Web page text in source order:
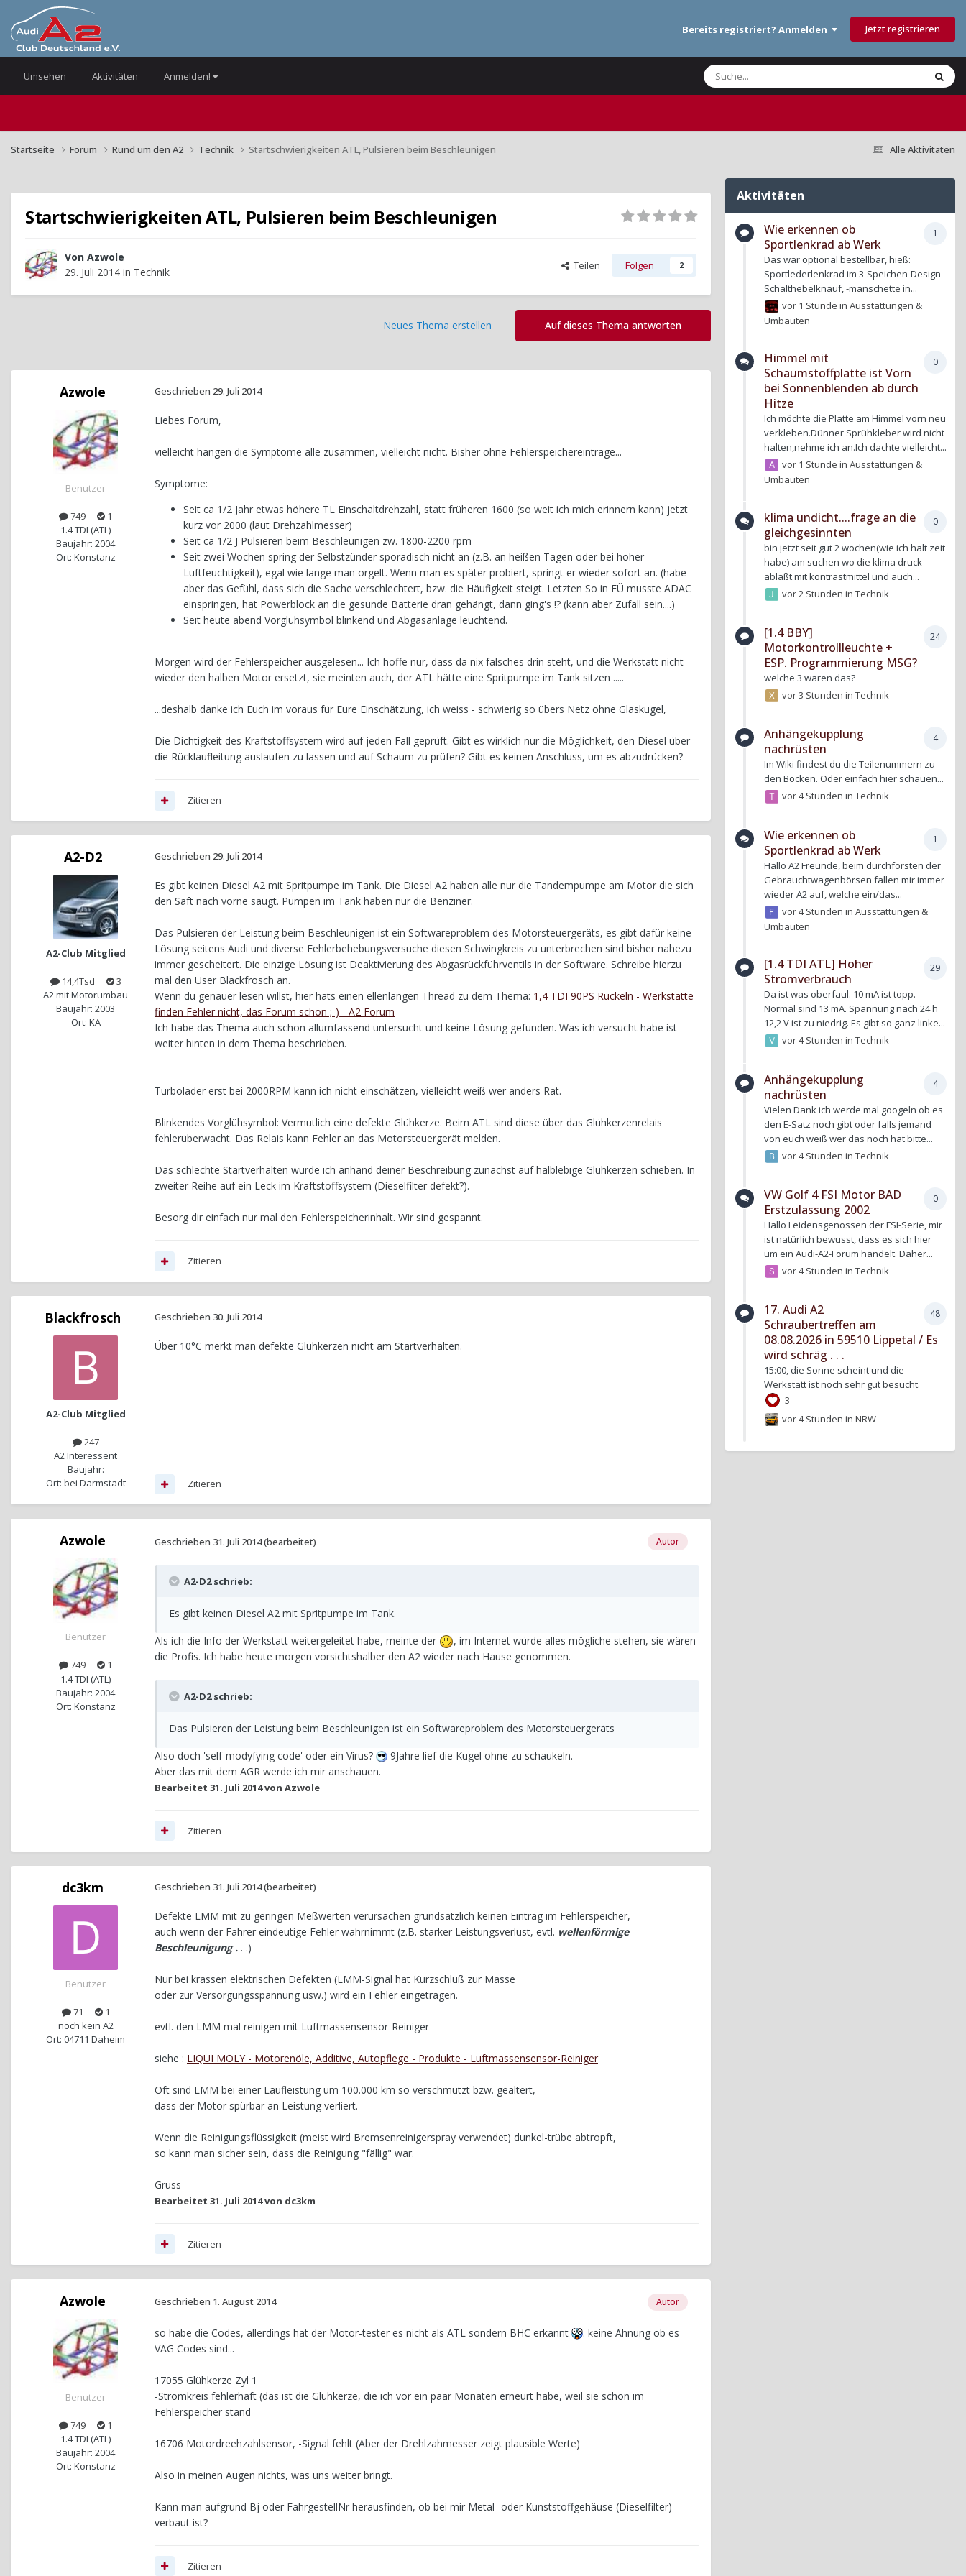
Bereits registriert? Anmelden Jetzt registrieren
Umsehen Aktivitäten Anmelden!
Alle Aktivitäten
Startseite Forum Rund um den A2 Technik Startschwierigkeiten ATL, Pulsieren beim Beschleunigen
Startschwierigkeiten ATL, Pulsieren beim Beschleunigen
Von Azwole
29. Juli 2014 in Technik Teilen Folgen 2
Auf dieses Thema antworten
Neues Thema erstellen
Azwole
Benutzer
749
1
1.4 TDI (ATL)
Baujahr: 2004
Ort: Konstanz
Geschrieben 29. Juli 2014
Liebes Forum,
vielleicht hängen die Symptome alle zusammen, vielleicht nicht. Bisher ohne Fehlerspeichereinträge...
Symptome:
Seit ca 1/2 Jahr etwas höhere TL Einschaltdrehzahl, statt früheren 1600 (so weit ich mich erinnern kann) jetzt
kurz vor 2000 (laut Drehzahlmesser)
Seit ca 1/2 J Pulsieren beim Beschleunigen zw. 1800-2200 rpm
Seit zwei Wochen spring der Selbstzünder sporadisch nicht an (z.B. an heißen Tagen oder bei hoher
Luftfeuchtigkeit), egal wie lange man orgelt. Wenn man es später probiert, springt er wieder sofort an. (habe
aber das Gefühl, dass sich die Sache verschlechtert, bzw. die Häufigkeit steigt. Letzten So in FÜ musste ADAC
einspringen, hat Powerblock an die gesunde Batterie dran gehängt, dann ging's !? (kann aber Zufall sein....)
Seit heute abend Vorglühsymbol blinkend und Abgasanlage leuchtend.
Morgen wird der Fehlerspeicher ausgelesen... Ich hoffe nur, dass da nix falsches drin steht, und die Werkstatt nicht
wieder den halben Motor ersetzt, sie meinten auch, der ATL hätte eine Spritpumpe im Tank sitzen .....
...deshalb danke ich Euch im voraus für Eure Einschätzung, ich weiss - schwierig so übers Netz ohne Glaskugel,
Die Dichtigkeit des Kraftstoffsystem wird auf jeden Fall geprüft. Gibt es wirklich nur die Möglichkeit, den Diesel über
die Rücklaufleitung auslaufen zu lassen und auf Schaum zu prüfen? Gibt es keinen Anschluss, um es abzudrücken?
Zitieren
A2-D2
A2-Club Mitglied
14,4Tsd
3
A2 mit Motorumbau
Baujahr: 2003
Ort: KA
Geschrieben 29. Juli 2014
Es gibt keinen Diesel A2 mit Spritpumpe im Tank. Die Diesel A2 haben alle nur die Tandempumpe am Motor die sich
den Saft nach vorne saugt. Pumpen im Tank haben nur die Benziner.
Das Pulsieren der Leistung beim Beschleunigen ist ein Softwareproblem des Motorsteuergeräts, es gibt dafür keine
Lösung seitens Audi und diverse Fehlerbehebungsversuche diesen Schwingkreis zu unterbrechen sind bisher nahezu
immer gescheitert. Die einzige Lösung ist Deaktivierung des Abgasrückführventils in der Software. Schreibe hierzu
mal den User Blackfrosch an.
Wenn du genauer lesen willst, hier hats einen ellenlangen Thread zu dem Thema: 1,4 TDI 90PS Ruckeln - Werkstätte
finden Fehler nicht, das Forum schon ;-) - A2 Forum
Ich habe das Thema auch schon allumfassend untersucht und keine Lösung gefunden. Was ich versucht habe ist
weiter hinten in dem Thema beschrieben.
Turbolader erst bei 2000RPM kann ich nicht einschätzen, vielleicht weiß wer anders Rat.
Blinkendes Vorglühsymbol: Vermutlich eine defekte Glühkerze. Beim ATL sind diese über das Glühkerzenrelais
fehlerüberwacht. Das Relais kann Fehler an das Motorsteuergerät melden.
Das schlechte Startverhalten würde ich anhand deiner Beschreibung zunächst auf halblebige Glühkerzen schieben. In
zweiter Reihe auf ein Leck im Kraftstoffsystem (Dieselfilter defekt?).
Besorg dir einfach nur mal den Fehlerspeicherinhalt. Wir sind gespannt.
Zitieren
Blackfrosch
A2-Club Mitglied
247
A2 Interessent
Baujahr:
Ort: bei Darmstadt
Geschrieben 30. Juli 2014
Über 10°C merkt man defekte Glühkerzen nicht am Startverhalten.
Zitieren
Azwole
Benutzer
749
1
1.4 TDI (ATL)
Baujahr: 2004
Ort: Konstanz
Autor
Geschrieben 31. Juli 2014(bearbeitet)
A2-D2 schrieb:
Es gibt keinen Diesel A2 mit Spritpumpe im Tank.
Als ich die Info der Werkstatt weitergeleitet habe, meinte der
, im Internet würde alles mögliche stehen, sie wären
die Profis. Ich habe heute morgen vorsichtshalber den A2 wieder nach Hause genommen.
A2-D2 schrieb:
Das Pulsieren der Leistung beim Beschleunigen ist ein Softwareproblem des Motorsteuergeräts
Also doch 'self-modyfying code' oder ein Virus?
9Jahre lief die Kugel ohne zu schaukeln.
Aber das mit dem AGR werde ich mir anschauen.
Bearbeitet 31. Juli 2014von Azwole
Zitieren
dc3km
Benutzer
71
1
noch kein A2
Ort: 04711 Daheim
Geschrieben 31. Juli 2014(bearbeitet)
Defekte LMM mit zu geringen Meßwerten verursachen grundsätzlich keinen Eintrag im Fehlerspeicher,
auch wenn der Fahrer eindeutige Fehler wahrnimmt (z.B. starker Leistungsverlust, evtl. wellenförmige
Beschleunigung . . .)
Nur bei krassen elektrischen Defekten (LMM-Signal hat Kurzschluß zur Masse
oder zur Versorgungsspannung usw.) wird ein Fehler eingetragen.
evtl. den LMM mal reinigen mit Luftmassensensor-Reiniger
siehe : LIQUI MOLY - Motorenöle, Additive, Autopflege - Produkte - Luftmassensensor-Reiniger
Oft sind LMM bei einer Laufleistung um 100.000 km so verschmutzt bzw. gealtert,
dass der Motor spürbar an Leistung verliert.
Wenn die Reinigungsflüssigkeit (meist wird Bremsenreinigerspray verwendet) dunkel-trübe abtropft,
so kann man sicher sein, dass die Reinigung "fällig" war.
Gruss
Bearbeitet 31. Juli 2014von dc3km
Zitieren
Azwole
Benutzer
749
1
1.4 TDI (ATL)
Baujahr: 2004
Ort: Konstanz
Autor
Geschrieben 1. August 2014
so habe die Codes, allerdings hat der Motor-tester es nicht als ATL sondern BHC erkannt
. keine Ahnung ob es
VAG Codes sind...
17055 Glühkerze Zyl 1
-Stromkreis fehlerhaft (das ist die Glühkerze, die ich vor ein paar Monaten erneurt habe, weil sie schon im
Fehlerspeicher stand
16706 Motordreehzahlsensor, -Signal fehlt (Aber der Drehlzahmesser zeigt plausible Werte)
Also in meinen Augen nichts, was uns weiter bringt.
Kann man aufgrund Bj oder FahrgestellNr herausfinden, ob bei mir Metal- oder Kunststoffgehäuse (Dieselfilter)
verbaut ist?
Zitieren
Aktivitäten
1
Wie erkennen ob
Sportlenkrad ab Werk
Das war optional bestellbar, hieß:
Sportlederlenkrad im 3-Speichen-Design
Schalthebelknauf, -manschette in...
vor 1 Stunde inAusstattungen &
Umbauten
0
Himmel mit
Schaumstoffplatte ist Vorn
bei Sonnenblenden ab durch
Hitze
Ich möchte die Platte am Himmel vorn neu
verkleben.Dünner Sprühkleber wird nicht
halten,nehme ich an.Ich dachte vielleicht...
vor 1 Stunde inAusstattungen &
Umbauten
0
klima undicht....frage an die
gleichgesinnten
bin jetzt seit gut 2 wochen(wie ich halt zeit
habe) am suchen wo die klima druck
abläßt.mit kontrastmittel und auch...
vor 2 Stunden inTechnik
24
[1.4 BBY]
Motorkontrollleuchte +
ESP. Programmierung MSG?
welche 3 waren das?
vor 3 Stunden inTechnik
4
Anhängekupplung
nachrüsten
Im Wiki findest du die Teilenummern zu
den Böcken. Oder einfach hier schauen...
vor 4 Stunden inTechnik
1
Wie erkennen ob
Sportlenkrad ab Werk
Hallo A2 Freunde, beim durchforsten der
Gebrauchtwagenbörsen fallen mir immer
wieder A2 auf, welche ein/das...
vor 4 Stunden inAusstattungen &
Umbauten
29
[1.4 TDI ATL] Hoher
Stromverbrauch
Da ist was oberfaul. 10 mA ist topp.
Normal sind 13 mA. Spannung nach 24 h
12,2 V ist zu niedrig. Es gibt so ganz linke...
vor 4 Stunden inTechnik
4
Anhängekupplung
nachrüsten
Vielen Dank ich werde mal googeln ob es
den E-Satz noch gibt oder falls jemand
von euch weiß wer das noch hat bitte...
vor 4 Stunden inTechnik
0
VW Golf 4 FSI Motor BAD
Erstzulassung 2002
Hallo Leidensgenossen der FSI-Serie, mir
ist natürlich bewusst, dass es sich hier
um ein Audi-A2-Forum handelt. Daher...
vor 4 Stunden inTechnik
48
17. Audi A2
Schraubertreffen am
08.08.2026 in 59510 Lippetal / Es
wird schräg . . .
15:00, die Sonne scheint und die
Werkstatt ist noch sehr gut besucht.
3
vor 4 Stunden inNRW